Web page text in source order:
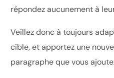
répondez aucunement à
Veillez donc à toujours
cible, et apportez une
paragraphe que vous